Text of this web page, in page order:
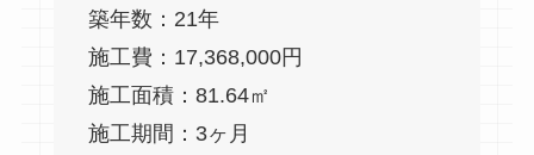
築年数：21年
施工費：17,368,000円
施工面積：81.64㎡
施工期間：3ヶ月